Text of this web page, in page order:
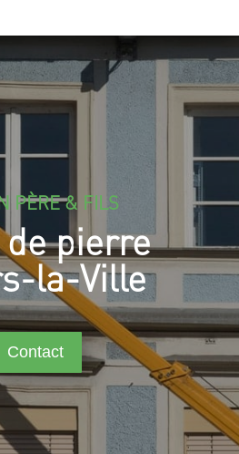
PÈRE & FILS
pierre
la-Ville
Contact